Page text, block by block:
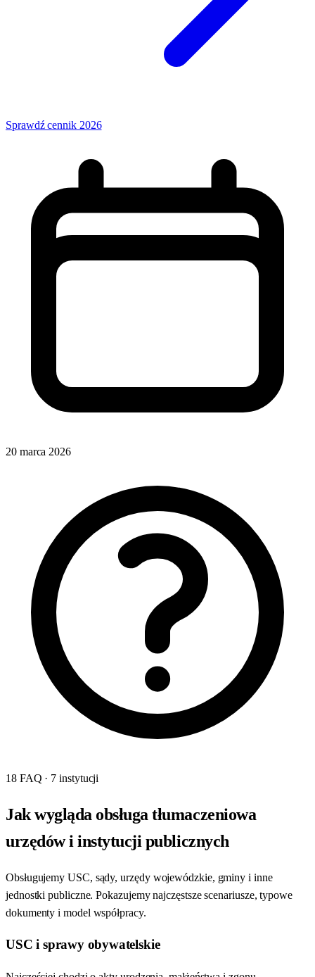
Sprawdź cennik 2026
20 marca 2026
18 FAQ · 7 instytucji
Jak wygląda obsługa tłumaczeniowa
urzędów i instytucji publicznych
Obsługujemy USC, sądy, urzędy wojewódzkie, gminy i inne
jednostki publiczne. Pokazujemy najczęstsze scenariusze, typowe
dokumenty i model współpracy.
USC i sprawy obywatelskie